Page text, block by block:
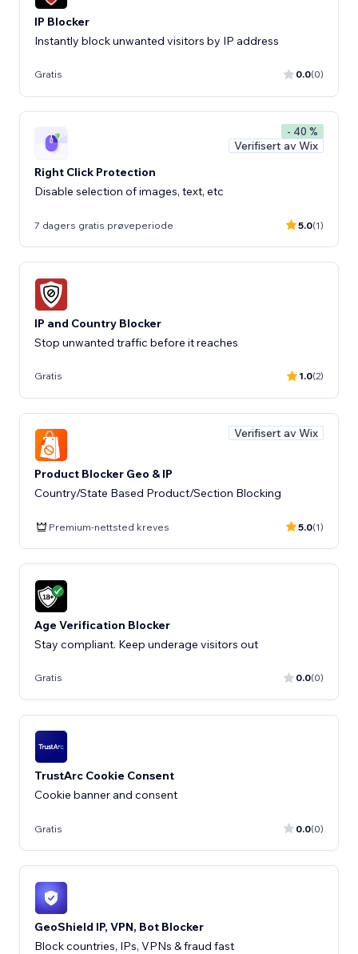
IP Blocker
Instantly block unwanted visitors by IP address
Gratis 0.0(0)
- 40 %
Verifisert av Wix
Right Click Protection
Disable selection of images, text, etc
7 dagers gratis prøveperiode 5.0(1)
IP and Country Blocker
Stop unwanted traffic before it reaches
Gratis 1.0(2)
Verifisert av Wix
Product Blocker Geo & IP
Country/State Based Product/Section Blocking
Premium-nettsted kreves 5.0(1)
Age Verification Blocker
Stay compliant. Keep underage visitors out
Gratis 0.0(0)
TrustArc Cookie Consent
Cookie banner and consent
Gratis 0.0(0)
GeoShield IP, VPN, Bot Blocker
Block countries, IPs, VPNs & fraud fast